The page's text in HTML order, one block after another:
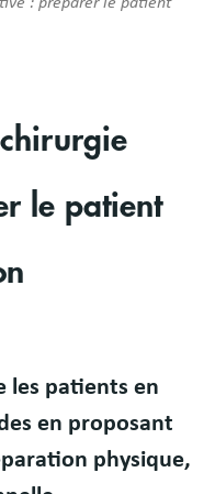
le patient
les patients en
en proposant
physique,